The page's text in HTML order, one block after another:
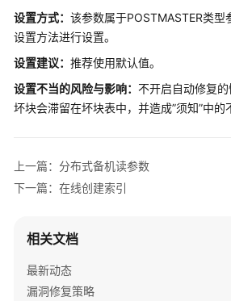
南
开
指
南
式
_V2.0-
开
指
南
设置方式： 该参数属于POSTMASTER类型
设置方法进行设置。
设置建议： 推荐使用默认值。
设置不当的风险与影响： 不开启自动修复的
坏块会滞留在坏块表中，并造成”须知”中的
上一篇：分布式备机读参数
下一篇：在线创建索引
相关文档
最新动态
漏洞修复策略